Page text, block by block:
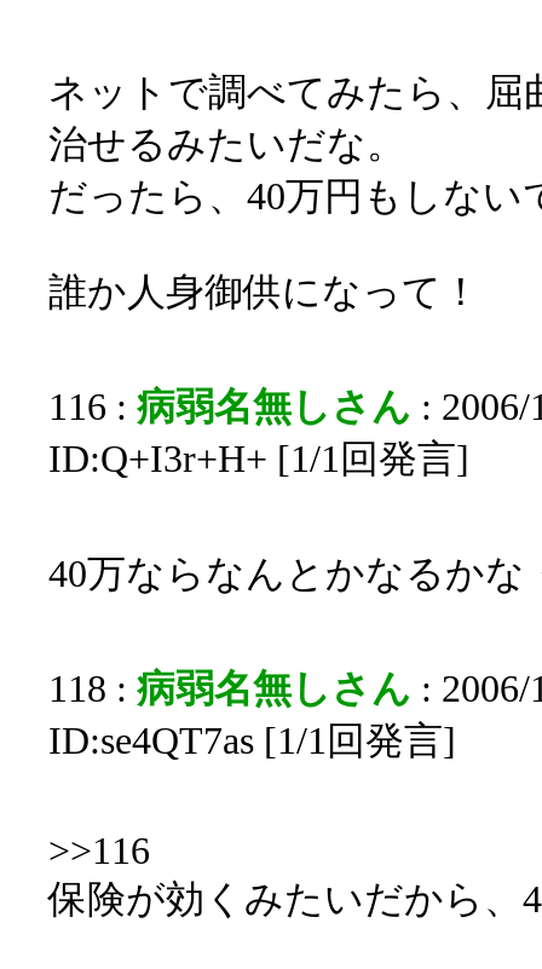
ネットで調べてみたら、屈
治せるみたいだな。
だったら、40万円もしない
誰か人身御供になって！
116 : 病弱名無しさん :
ID:Q+I3r+H+ [1/1回発言]
40万ならなんとかなるかな
118 : 病弱名無しさん :
ID:se4QT7as [1/1回発言]
>>116
保険が効くみたいだから、